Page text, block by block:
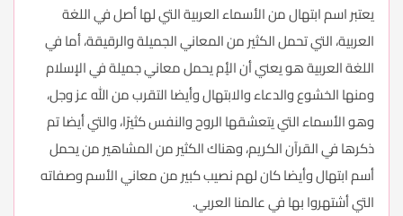
يعتبر اسم ابتهال من الأسماء العربية التي لها أصل في اللغة
العربية، التي تحمل الكثير من المعاني الجميلة والرقيقة، أما في
اللغة العربية هو يعني أن الأٍم يحمل معاني جميلة في الإسلام
ومنها الخشوع والدعاء والابتهال وأيضا التقرب من الله عز وجل،
وهو الأسماء التي يتعشقها الروح والنفس كثيرًا، والتي أيضا تم
ذكرها في القرآن الكريم، وهناك الكثير من المشاهير من يحمل
أسم ابتهال وأيضا كان لهم نصيب كبير من معاني الأسم وصفاته
التي أشتهروا بها في عالمنا العربي.